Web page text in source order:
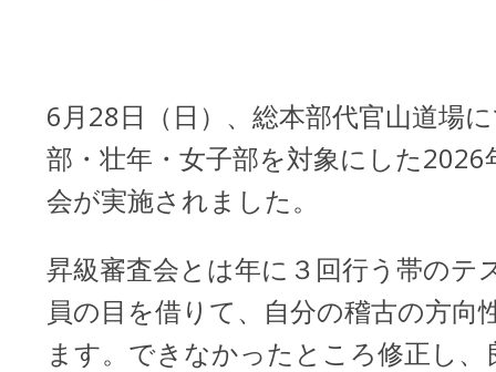
6月28日（日）、総本部代官山道場
部・壮年・女子部を対象にした2026
会が実施されました。
昇級審査会とは年に３回行う帯のテ
員の目を借りて、自分の稽古の方向
ます。できなかったところ修正し